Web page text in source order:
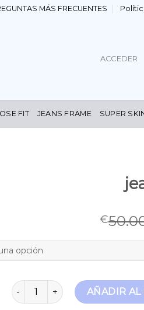
MÁS FRECUENTES
ACCEDER
FIT JEANS FRAME SUPER
€
jeans gap cantidadAÑADIR AL